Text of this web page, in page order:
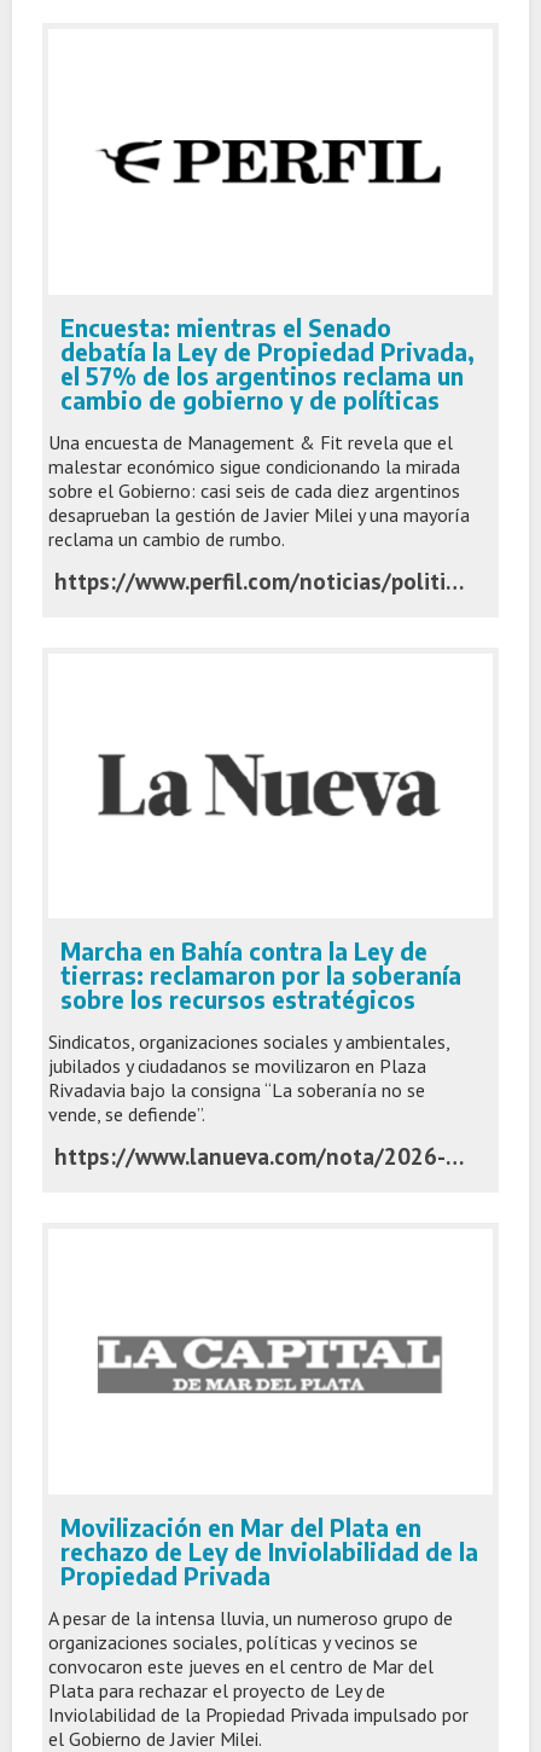
Encuesta: mientras el Senado
debatía la Ley de Propiedad Privada,
el 57% de los argentinos reclama un
cambio de gobierno y de políticas
Una encuesta de Management & Fit revela que el
malestar económico sigue condicionando la mirada
sobre el Gobierno: casi seis de cada diez argentinos
desaprueban la gestión de Javier Milei y una mayoría
reclama un cambio de rumbo.
https://www.perfil.com/noticias/politica/encuesta-mientras-el-senado-debatia-la-ley-de-propiedad-privada-el-57-de-los-argentinos-reclama-un-cambio-de-gobierno-y-de-politicas.phtml
Marcha en Bahía contra la Ley de
tierras: reclamaron por la soberanía
sobre los recursos estratégicos
Sindicatos, organizaciones sociales y ambientales,
jubilados y ciudadanos se movilizaron en Plaza
Rivadavia bajo la consigna “La soberanía no se
vende, se defiende”.
https://www.lanueva.com/nota/2026-8-6-18-23-0-marcha-en-bahia-contra-la-ley-de-tierras-reclamaron-por-la-soberania-sobre-los-recursos-estrategicos
Movilización en Mar del Plata en
rechazo de Ley de Inviolabilidad de la
Propiedad Privada
A pesar de la intensa lluvia, un numeroso grupo de
organizaciones sociales, políticas y vecinos se
convocaron este jueves en el centro de Mar del
Plata para rechazar el proyecto de Ley de
Inviolabilidad de la Propiedad Privada impulsado por
el Gobierno de Javier Milei.